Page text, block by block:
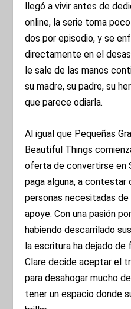
llegó a vivir antes de
online, la serie toma
dos por episodio, y se
directamente en el
le sale de las manos
su madre, su padre, su
que parece odiarla.
Al igual que Pequeñas
Beautiful Things
oferta de convertirse en
paga alguna, a
personas necesitadas
apoye. Con una pasión
habiendo descarrilado
la escritura ha dejado de
Clare decide aceptar el
para desahogar mucho
tener un espacio donde